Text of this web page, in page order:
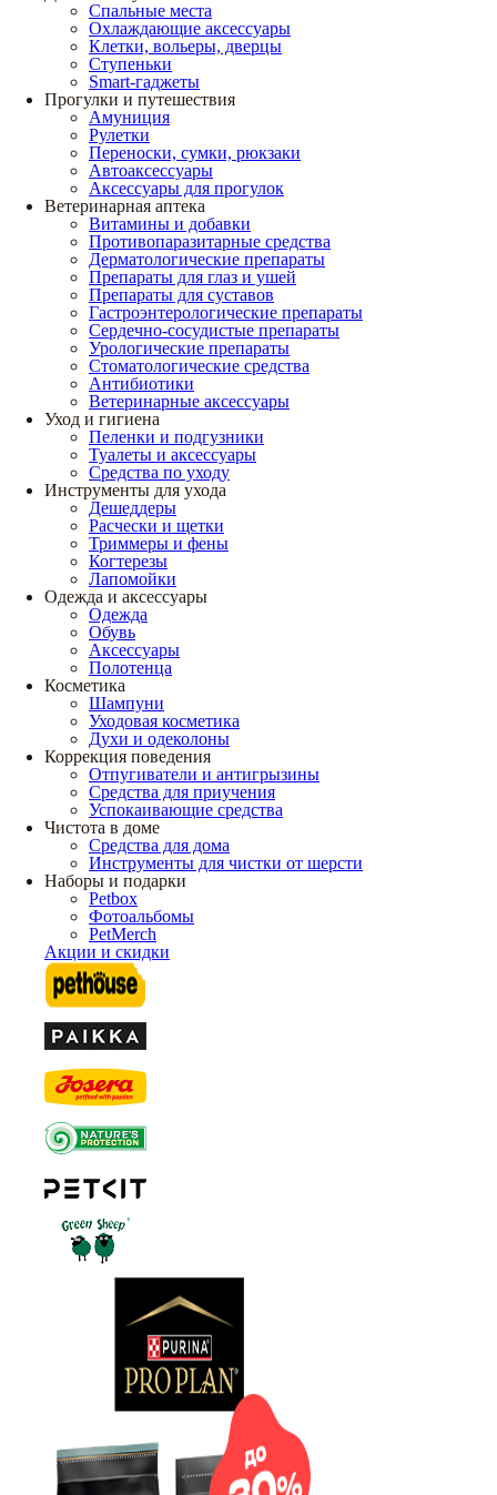
Спальные места
Охлаждающие аксессуары
Клетки, вольеры, дверцы
Ступеньки
Smart-гаджеты
Прогулки и путешествия
Амуниция
Рулетки
Переноски, сумки, рюкзаки
Автоаксессуары
Аксессуары для прогулок
Ветеринарная аптека
Витамины и добавки
Противопаразитарные средства
Дерматологические препараты
Препараты для глаз и ушей
Препараты для суставов
Гастроэнтерологические препараты
Сердечно-сосудистые препараты
Урологические препараты
Стоматологические средства
Антибиотики
Ветеринарные аксессуары
Уход и гигиена
Пеленки и подгузники
Туалеты и аксессуары
Средства по уходу
Инструменты для ухода
Дешеддеры
Расчески и щетки
Триммеры и фены
Когтерезы
Лапомойки
Одежда и аксессуары
Одежда
Обувь
Аксессуары
Полотенца
Косметика
Шампуни
Уходовая косметика
Духи и одеколоны
Коррекция поведения
Отпугиватели и антигрызины
Средства для приучения
Успокаивающие средства
Чистота в доме
Средства для дома
Инструменты для чистки от шерсти
Наборы и подарки
Petbox
Фотоальбомы
PetMerch
Акции и скидки